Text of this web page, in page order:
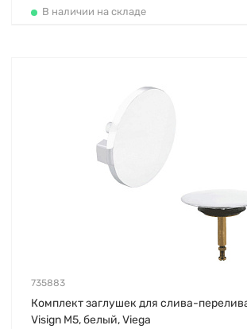
В наличии на складе
735883
Комплект заглушек для слива-
Visign M5, белый, Viega